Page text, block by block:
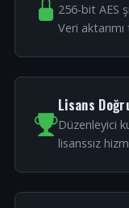
256-bit AES
Veri
Lisans
Düzenleyici
lisanssız